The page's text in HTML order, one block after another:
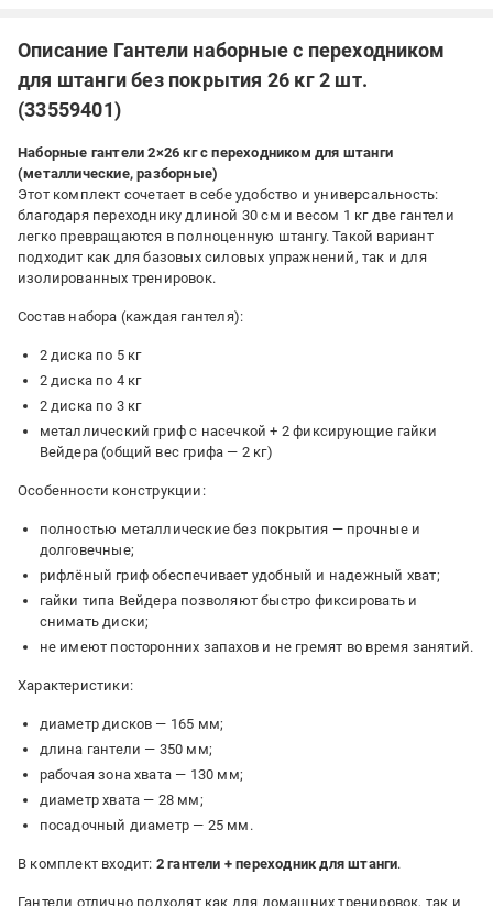
Описание Гантели наборные с переходником
для штанги без покрытия 26 кг 2 шт.
(33559401)
Наборные гантели 2×26 кг с переходником для штанги
(металлические, разборные)
Этот комплект сочетает в себе удобство и универсальность:
благодаря переходнику длиной 30 см и весом 1 кг две гантели
легко превращаются в полноценную штангу. Такой вариант
подходит как для базовых силовых упражнений, так и для
изолированных тренировок.
Состав набора (каждая гантеля):
2 диска по 5 кг
2 диска по 4 кг
2 диска по 3 кг
металлический гриф с насечкой + 2 фиксирующие гайки
Вейдера (общий вес грифа — 2 кг)
Особенности конструкции:
полностью металлические без покрытия — прочные и
долговечные;
рифлёный гриф обеспечивает удобный и надежный хват;
гайки типа Вейдера позволяют быстро фиксировать и
снимать диски;
не имеют посторонних запахов и не гремят во время занятий.
Характеристики:
диаметр дисков — 165 мм;
длина гантели — 350 мм;
рабочая зона хвата — 130 мм;
диаметр хвата — 28 мм;
посадочный диаметр — 25 мм.
В комплект входит: 2 гантели + переходник для штанги.
Гантели отлично подходят как для домашних тренировок, так и